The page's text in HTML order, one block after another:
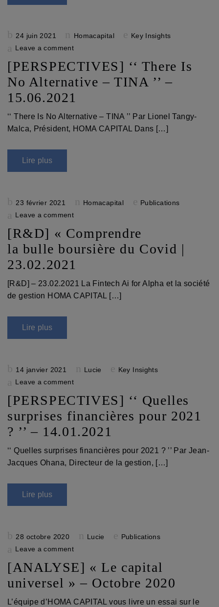
Posted
24 juin 2021 Homacapital
Key Insights
Leave a comment
[PERSPECTIVES] ‘‘ There Is
No Alternative – TINA ’’ –
15.06.2021
‘‘ There Is No Alternative – TINA ’’ Par Lionel Tangy-
Malca, Président, HOMA CAPITAL Dans […]
Lire plus
Posted
23 février 2021 Homacapital
Publications
Leave a comment
[R&D] « Comprendre
la bulle boursière du Covid |
23.02.2021
[R&D] – 23.02.2021 La Fintech Ai for Alpha et la société
de gestion HOMA CAPITAL […]
Lire plus
Posted
14 janvier 2021 Lucie
Key Insights
Leave a comment
[PERSPECTIVES] ‘‘ Quelles
surprises financières pour 2021
? ’’ – 14.01.2021
‘‘ Quelles surprises financières pour 2021 ? ’’ Par Jean-
Jacques Ohana, Directeur de la gestion, […]
Lire plus
Posted
28 octobre 2020 Lucie
Publications
Leave a comment
[ANALYSE] « Le capital
universel » – Octobre 2020
L’équipe d’HOMA CAPITAL vous livre un essai sur le